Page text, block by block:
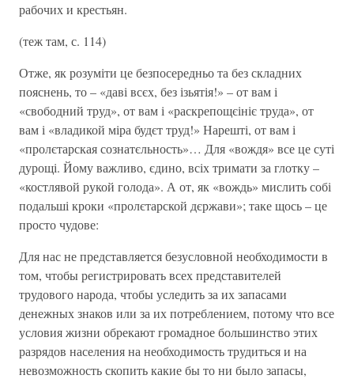
рабочих и крестьян.
(теж там, с. 114)
Отже, як розуміти це безпосередньо та без складних
пояснень, то – «даві всєх, без ізьятія!» – от вам і
«свободний труд», от вам і «раскрепощєініє труда», от
вам і «владикой міра будєт труд!» Нарешті, от вам і
«пролєтарская сознатєльность»… Для «вождя» все це суті
дурощі. Йому важливо, єдино, всіх тримати за глотку –
«костлявой рукой голода». А от, як «вождь» мислить собі
подальші кроки «пролєтарской дєржави»; таке щось – це
просто чудове:
Для нас не представляется безусловной необходимости в
том, чтобы регистрировать всех представителей
трудового народа, чтобы уследить за их запасами
денежных знаков или за их потреблением, потому что все
условия жизни обрекают громадное большинство этих
разрядов населения на необходимость трудиться и на
невозможность скопить какие бы то ни было запасы,